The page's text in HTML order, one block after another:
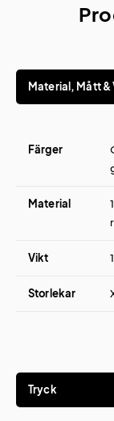
Material, Mått &
Färger
Material
Vikt
Storlekar
Tryck